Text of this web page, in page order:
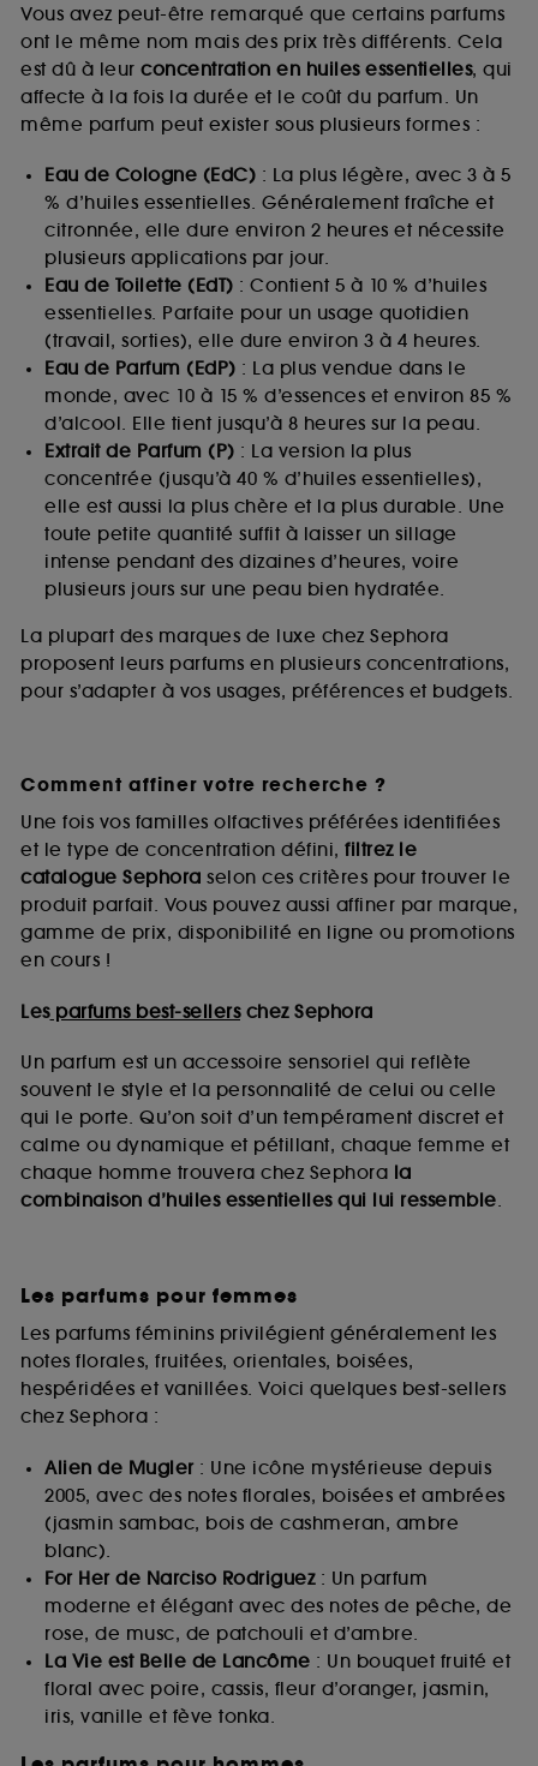
Vous avez peut-être remarqué que certains parfums
ont le même nom mais des prix très différents. Cela
est dû à leur concentration en huiles essentielles, qui
affecte à la fois la durée et le coût du parfum. Un
même parfum peut exister sous plusieurs formes :
Eau de Cologne (EdC) : La plus légère, avec 3 à 5
% d’huiles essentielles. Généralement fraîche et
citronnée, elle dure environ 2 heures et nécessite
plusieurs applications par jour.
Eau de Toilette (EdT) : Contient 5 à 10 % d’huiles
essentielles. Parfaite pour un usage quotidien
(travail, sorties), elle dure environ 3 à 4 heures.
Eau de Parfum (EdP) : La plus vendue dans le
monde, avec 10 à 15 % d’essences et environ 85 %
d’alcool. Elle tient jusqu’à 8 heures sur la peau.
Extrait de Parfum (P) : La version la plus
concentrée (jusqu’à 40 % d’huiles essentielles),
elle est aussi la plus chère et la plus durable. Une
toute petite quantité suffit à laisser un sillage
intense pendant des dizaines d’heures, voire
plusieurs jours sur une peau bien hydratée.
La plupart des marques de luxe chez Sephora
proposent leurs parfums en plusieurs concentrations,
pour s’adapter à vos usages, préférences et budgets.
Comment affiner votre recherche ?
Une fois vos familles olfactives préférées identifiées
et le type de concentration défini, filtrez le
catalogue Sephora selon ces critères pour trouver le
produit parfait. Vous pouvez aussi affiner par marque,
gamme de prix, disponibilité en ligne ou promotions
en cours !
Lesparfums best-sellerschez Sephora
Un parfum est un accessoire sensoriel qui reflète
souvent le style et la personnalité de celui ou celle
qui le porte. Qu’on soit d’un tempérament discret et
calme ou dynamique et pétillant, chaque femme et
chaque homme trouvera chez Sephora la
combinaison d’huiles essentielles qui lui ressemble.
Les parfums pour femmes
Les parfums féminins privilégient généralement les
notes florales, fruitées, orientales, boisées,
hespéridées et vanillées. Voici quelques best-sellers
chez Sephora :
Alien de Mugler: Une icône mystérieuse depuis
2005, avec des notes florales, boisées et ambrées
(jasmin sambac, bois de cashmeran, ambre
blanc).
For Her de Narciso Rodriguez: Un parfum
moderne et élégant avec des notes de pêche, de
rose, de musc, de patchouli et d’ambre.
La Vie est Belle de Lancôme : Un bouquet fruité et
floral avec poire, cassis, fleur d’oranger, jasmin,
iris, vanille et fève tonka.